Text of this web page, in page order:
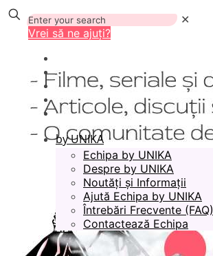
✕
Vrei să ne ajuți?
by UNIKA
Echipa by UNIKA
Despre by UNIKA
Noutăți și Informații
Ajută Echipa by UNIKA
Întrebări Frecvente (FAQ)
Contactează Echipa